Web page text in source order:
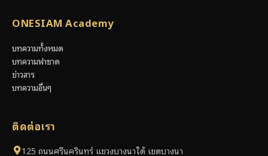
ONESIAM Academy
บทความทั้งหมด
บทความฟาซาด
ข่าวสาร
บทความอื่นๆ
ติดต่อเรา
125 ถนนศรีนครินทร์ แขวงบางนาใต้ เขตบางนา